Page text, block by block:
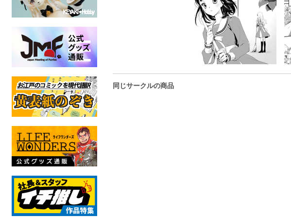
同じサークルの商品